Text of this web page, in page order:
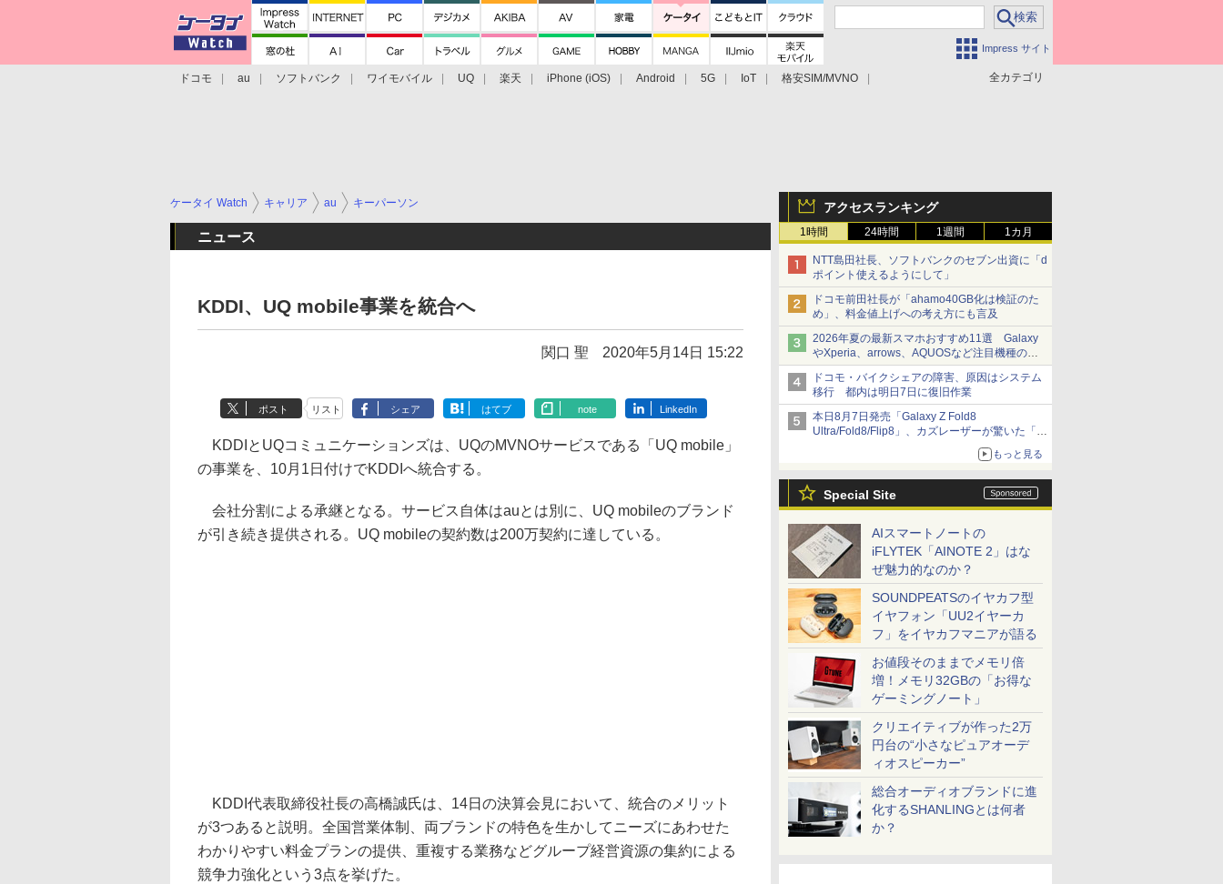
Impress サイト
全カテゴリ
ドコモ au ソフトバンク ワイモバイル UQ 楽天 iPhone (iOS) Android 5G IoT
格安SIM/MVNO
アクセスランキング
1時間 24時間 1週間 1カ月
NTT島田社長、ソフトバンクのセブン出資に「d
ポイント使えるようにして」
ドコモ前田社長が「ahamo40GB化は検証のた
め」、料金値上げへの考え方にも言及
2026年夏の最新スマホおすすめ11選 Galaxy
やXperia、arrows、AQUOSなど注目機種の特
徴は
ドコモ・バイクシェアの障害、原因はシステム
移行 都内は明日7日に復旧作業
本日8月7日発売「Galaxy Z Fold8
Ultra/Fold8/Flip8」、カズレーザーが驚いた「そ
もっと見る
Special Site
AIスマートノートの
iFLYTEK「AINOTE 2」はな
ぜ魅力的なのか？
SOUNDPEATSのイヤカフ型
イヤフォン「UU2イヤーカ
フ」をイヤカフマニアが語る
お値段そのままでメモリ倍
増！メモリ32GBの「お得な
ゲーミングノート」
クリエイティブが作った2万
円台の“小さなピュアオーデ
ィオスピーカー”
総合オーディオブランドに進
化するSHANLINGとは何者
か？
ケータイ Watch キャリア au キーパーソン
ニュース
KDDI、UQ mobile事業を統合へ
関口 聖 2020年5月14日 15:22
ポスト リスト シェア はてブ note LinkedIn
KDDIとUQコミュニケーションズは、UQのMVNOサービスである「UQ mobile」
の事業を、10月1日付けでKDDIへ統合する。
会社分割による承継となる。サービス自体はauとは別に、UQ mobileのブランド
が引き続き提供される。UQ mobileの契約数は200万契約に達している。
KDDI代表取締役社長の高橋誠氏は、14日の決算会見において、統合のメリット
が3つあると説明。全国営業体制、両ブランドの特色を生かしてニーズにあわせた
わかりやすい料金プランの提供、重複する業務などグループ経営資源の集約による
競争力強化という3点を挙げた。